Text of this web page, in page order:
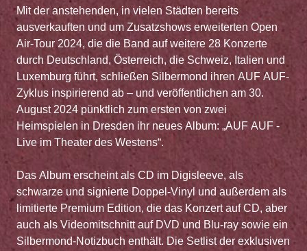
Mit der anstehenden, in vielen Städten bereits
ausverkauften und um Zusatzshows erweiterten Open
Air-Tour 2024, die die Band auf weitere 28 Konzerte
durch Deutschland, Österreich, die Schweiz, Italien und
Luxemburg führt, schließen Silbermond ihren AUF AUF-
Zyklus inspirierend ab – und veröffentlichen am 30.
August 2024 pünktlich zum ersten von zwei
Heimspielen in Dresden ihr neues Album: „AUF AUF -
Live im Theater des Westens“.
Das Album erscheint als CD im Digisleeve, als
schwarze und signierte Doppel-Vinyl und außerdem als
limitierte Premium Edition, die das Konzert auf CD, aber
auch als Videomitschnitt auf DVD und Blu-ray sowie ein
Silbermond-Notizbuch enthält. Die Setlist der exklusiven